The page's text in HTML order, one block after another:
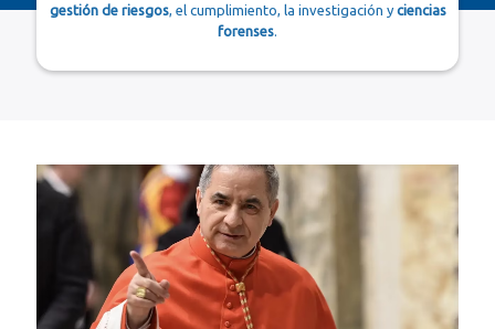
gestión de riesgos, el cumplimiento, la investigación yciencias
forenses.